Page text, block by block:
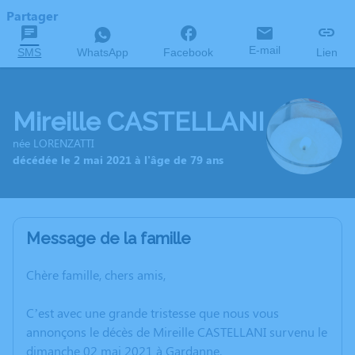
Partager
SMS WhatsApp Facebook E-mail Lien
Mireille CASTELLANI
née LORENZATTI
décédée le 2 mai 2021 à l'âge de 79 ans
Message de la famille
Chère famille, chers amis,
C’est avec une grande tristesse que nous vous
annonçons le décès de Mireille CASTELLANI survenu le
dimanche 02 mai 2021 à Gardanne.